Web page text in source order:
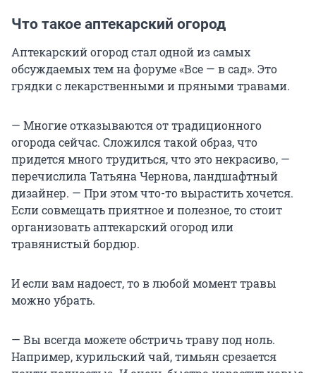
Что такое аптекарский огород
Аптекарский огород стал одной из самых
обсуждаемых темна форуме «Все — в сад». Это
грядки с лекарственными и пряными травами.
— Многие отказываются от традиционного
огорода сейчас. Сложился такой образ, что
придется много трудиться, что это некрасиво, —
перечислила Татьяна Чернова, ландшафтный
дизайнер. — При этом что-то вырастить хочется.
Если совмещать приятное и полезное, то стоит
организовать аптекарский огород или
травянистый бордюр.
И если вам надоест, то в любой момент травы
можно убрать.
— Вы всегда можете обстричь траву под ноль.
Например, курильский чай, тимьян срезается